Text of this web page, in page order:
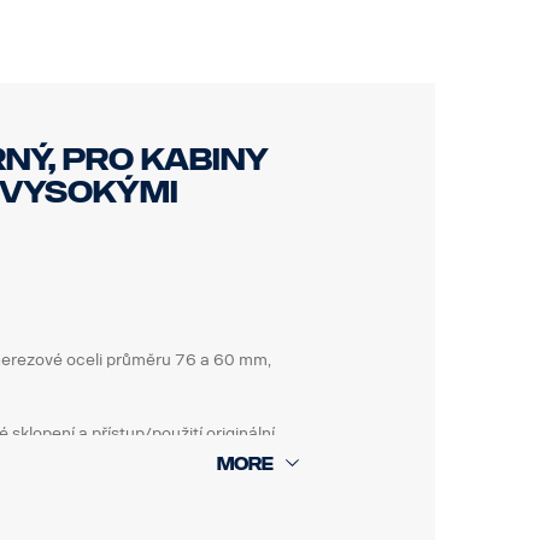
pro kabiny
vysokými
oceli průměru 76 a 60 mm,
sklopení a přístup/použití originální
bez použití nářadí.